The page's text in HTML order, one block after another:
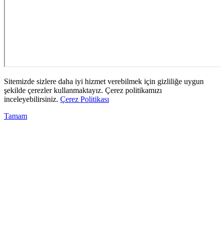
Sitemizde sizlere daha iyi hizmet verebilmek için gizliliğe uygun
şekilde çerezler kullanmaktayız. Çerez politikamızı
inceleyebilirsiniz. Çerez Politikası
Tamam